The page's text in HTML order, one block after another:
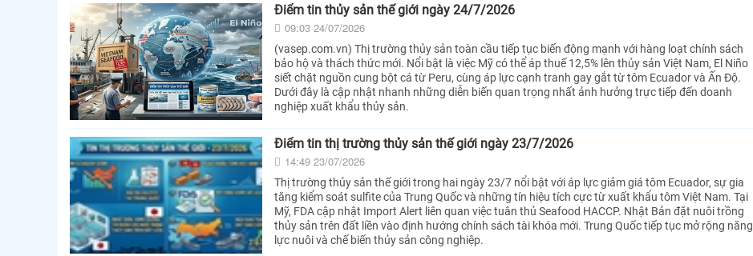
Điểm tin thủy sản thế giới ngày 24/7/2026
09:03 24/07/2026
(vasep.com.vn) Thị trường thủy sản toàn cầu tiếp tục biến động mạnh với hàng loạt chính sách
bảo hộ và thách thức mới. Nổi bật là việc Mỹ có thể áp thuế 12,5% lên thủy sản Việt Nam, El Niño
siết chặt nguồn cung bột cá từ Peru, cùng áp lực cạnh tranh gay gắt từ tôm Ecuador và Ấn Độ.
Dưới đây là cập nhật nhanh những diễn biến quan trọng nhất ảnh hưởng trực tiếp đến doanh
nghiệp xuất khẩu thủy sản.
Điểm tin thị trường thủy sản thế giới ngày 23/7/2026
14:49 23/07/2026
Thị trường thủy sản thế giới trong hai ngày 23/7 nổi bật với áp lực giảm giá tôm Ecuador, sự gia
tăng kiểm soát sulfite của Trung Quốc và những tín hiệu tích cực từ xuất khẩu tôm Việt Nam. Tại
Mỹ, FDA cập nhật Import Alert liên quan việc tuân thủ Seafood HACCP. Nhật Bản đặt nuôi trồng
thủy sản trên đất liền vào định hướng chính sách tài khóa mới. Trung Quốc tiếp tục mở rộng năng
lực nuôi và chế biến thủy sản công nghiệp.